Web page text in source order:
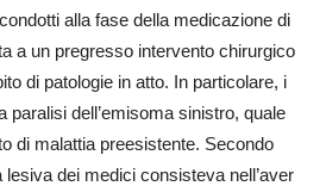
alla fase della medicazione di
a un pregresso intervento chirurgico
di patologie in atto. In particolare, i
paralisi dell’emisoma sinistro, quale
di malattia preesistente. Secondo
dei medici consisteva nell’aver